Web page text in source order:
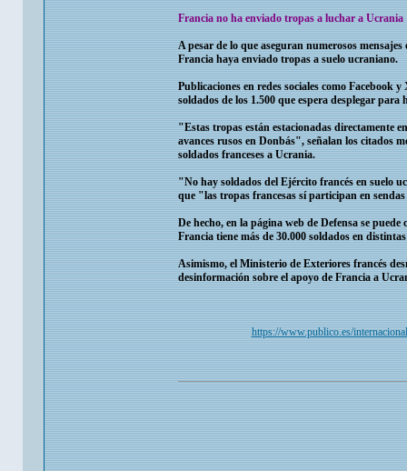
Francia no ha enviado tropas a luchar a Ucrania
A pesar de lo que aseguran numerosos
Francia haya enviado tropas a suelo ucraniano.
Publicaciones en redes sociales como
soldados de los 1.500 que espera desplegar
"Estas tropas están estacionadas directamente
avances rusos en Donbás", señalan los citados
soldados franceses a Ucrania.
"No hay soldados del Ejército francés en suelo
que "las tropas francesas sí participan en
De hecho, en la página web de Defensa se
Francia tiene más de 30.000 soldados en
Asimismo, el Ministerio de Exteriores francés
desinformación sobre el apoyo de Francia a
https://www.publico.es/